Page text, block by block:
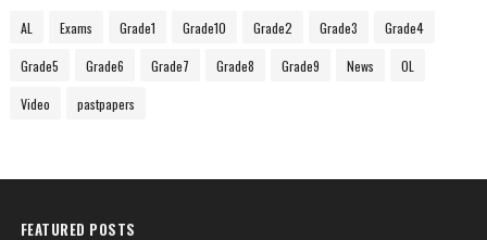
AL Exams Grade1 Grade10 Grade2 Grade3 Grade4
Grade5 Grade6 Grade7 Grade8 Grade9 News OL
Video pastpapers
FEATURED POSTS